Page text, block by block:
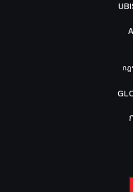
กฎ